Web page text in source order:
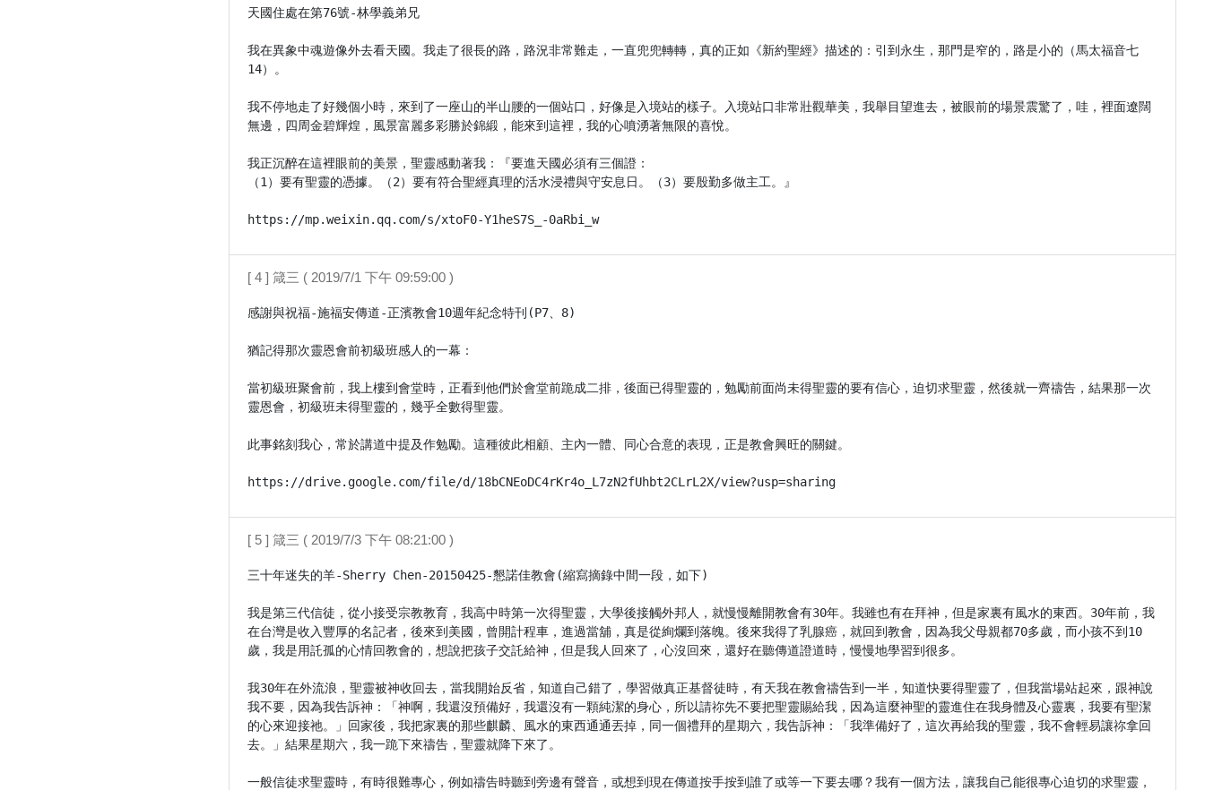
天國住處在第76號-林學義弟兄
我在異象中魂遊像外去看天國。我走了很長的路，路況非常難走，一直兜兜轉轉，真的正如《新約聖經》描述的：引到永生，那門是窄的，路是小的（馬太福音七
14）。
我不停地走了好幾個小時，來到了一座山的半山腰的一個站口，好像是入境站的樣子。入境站口非常壯觀華美，我舉目望進去，被眼前的場景震驚了，哇，裡面遼闊
無邊，四周金碧輝煌，風景富麗多彩勝於錦緞，能來到這裡，我的心噴湧著無限的喜悅。
我正沉醉在這裡眼前的美景，聖靈感動著我：『要進天國必須有三個證：
（1）要有聖靈的憑據。（2）要有符合聖經真理的活水浸禮與守安息日。（3）要殷勤多做主工。』
https://mp.weixin.qq.com/s/xtoF0-Y1heS7S_-0aRbi_w
[ 4 ] 箴三 ( 2019/7/1 下午 09:59:00 )
感謝與祝福-施福安傳道-正濱教會10週年紀念特刊(P7、8)
猶記得那次靈恩會前初級班感人的一幕：
當初級班聚會前，我上樓到會堂時，正看到他們於會堂前跪成二排，後面已得聖靈的，勉勵前面尚未得聖靈的要有信心，迫切求聖靈，然後就一齊禱告，結果那一次
靈恩會，初級班未得聖靈的，幾乎全數得聖靈。
此事銘刻我心，常於講道中提及作勉勵。這種彼此相顧、主內一體、同心合意的表現，正是教會興旺的關鍵。
https://drive.google.com/file/d/18bCNEoDC4rKr4o_L7zN2fUhbt2CLrL2X/view?usp=sharing
[ 5 ] 箴三 ( 2019/7/3 下午 08:21:00 )
三十年迷失的羊-Sherry Chen-20150425-懇諾佳教會(縮寫摘錄中間一段，如下)
我是第三代信徒，從小接受宗教教育，我高中時第一次得聖靈，大學後接觸外邦人，就慢慢離開教會有30年。我雖也有在拜神，但是家裏有風水的東西。30年前，我
在台灣是收入豐厚的名記者，後來到美國，曾開計程車，進過當舖，真是從絢爛到落魄。後來我得了乳腺癌，就回到教會，因為我父母親都70多歲，而小孩不到10
歲，我是用託孤的心情回教會的，想說把孩子交託給神，但是我人回來了，心沒回來，還好在聽傳道證道時，慢慢地學習到很多。
我30年在外流浪，聖靈被神收回去，當我開始反省，知道自己錯了，學習做真正基督徒時，有天我在教會禱告到一半，知道快要得聖靈了，但我當場站起來，跟神說
我不要，因為我告訴神：「神啊，我還沒預備好，我還沒有一顆純潔的身心，所以請祢先不要把聖靈賜給我，因為這麼神聖的靈進住在我身體及心靈裏，我要有聖潔
的心來迎接祂。」回家後，我把家裏的那些麒麟、風水的東西通通丟掉，同一個禮拜的星期六，我告訴神：「我準備好了，這次再給我的聖靈，我不會輕易讓祢拿回
去。」結果星期六，我一跪下來禱告，聖靈就降下來了。
一般信徒求聖靈時，有時很難專心，例如禱告時聽到旁邊有聲音，或想到現在傳道按手按到誰了或等一下要去哪？我有一個方法，讓我自己能很專心迫切的求聖靈，